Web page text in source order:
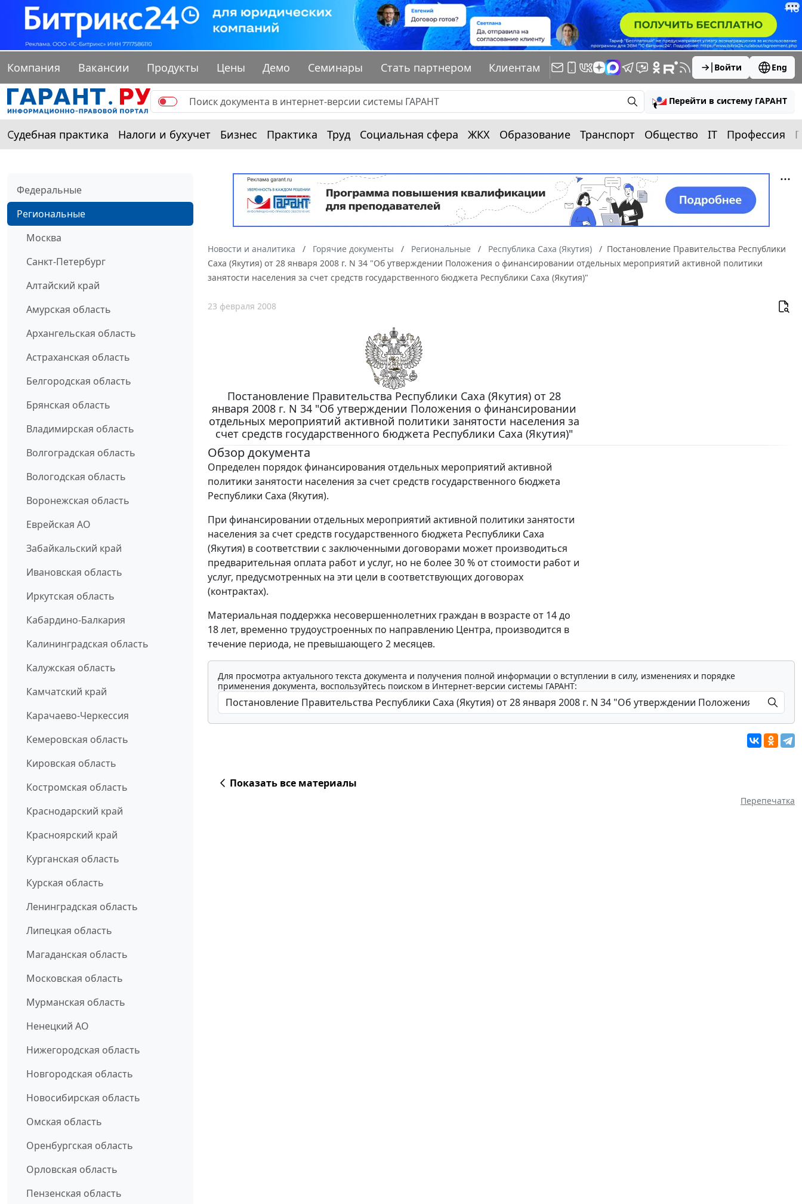
Компания Вакансии Продукты Цены Демо Семинары Стать партнером Клиентам Войти Eng
Перейти в систему ГАРАНТ
Судебная практика Налоги и бухучет Бизнес Практика Труд Социальная сфера ЖКХ Образование Транспорт Общество IT Профессия
Федеральные
Региональные
Москва
Санкт-Петербург
Алтайский край
Амурская область
Архангельская область
Астраханская область
Белгородская область
Брянская область
Владимирская область
Волгоградская область
Вологодская область
Воронежская область
Еврейская АО
Забайкальский край
Ивановская область
Иркутская область
Кабардино-Балкария
Калининградская область
Калужская область
Камчатский край
Карачаево-Черкессия
Кемеровская область
Кировская область
Костромская область
Краснодарский край
Красноярский край
Курганская область
Курская область
Ленинградская область
Липецкая область
Магаданская область
Московская область
Мурманская область
Ненецкий АО
Нижегородская область
Новгородская область
Новосибирская область
Омская область
Оренбургская область
Орловская область
Пензенская область
Новости и аналитика Горячие документы Региональные Республика Саха (Якутия)
Постановление Правительства Республики
Саха (Якутия) от 28 января 2008 г. N 34 "Об утверждении Положения о финансировании отдельных мероприятий активной политики
занятости населения за счет средств государственного бюджета Республики Саха (Якутия)"
23 февраля 2008
Постановление Правительства Республики Саха (Якутия) от 28
января 2008 г. N 34 "Об утверждении Положения о финансировании
отдельных мероприятий активной политики занятости населения за
счет средств государственного бюджета Республики Саха (Якутия)"
Обзор документа
Определен порядок финансирования отдельных мероприятий активной
политики занятости населения за счет средств государственного бюджета
Республики Саха (Якутия).
При финансировании отдельных мероприятий активной политики занятости
населения за счет средств государственного бюджета Республики Саха
(Якутия) в соответствии с заключенными договорами может производиться
предварительная оплата работ и услуг, но не более 30 % от стоимости работ и
услуг, предусмотренных на эти цели в соответствующих договорах
(контрактах).
Материальная поддержка несовершеннолетних граждан в возрасте от 14 до
18 лет, временно трудоустроенных по направлению Центра, производится в
течение периода, не превышающего 2 месяцев.
Для просмотра актуального текста документа и получения полной информации о вступлении в силу, изменениях и порядке
применения документа, воспользуйтесь поиском в Интернет-версии системы ГАРАНТ:
Показать все материалы
Перепечатка